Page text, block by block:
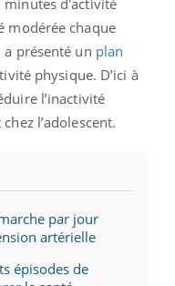
d'activité
modérée chaque
présenté un plan
physique. D’ici à
l’inactivité
l’adolescent.
par jour
artérielle
épisodes de